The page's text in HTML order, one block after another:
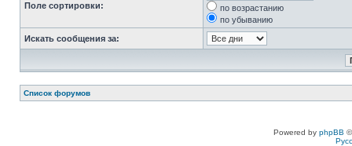
Поле сортировки:
по возрастанию
по убыванию
Искать сообщения за:
Список форумов
Powered by phpBB